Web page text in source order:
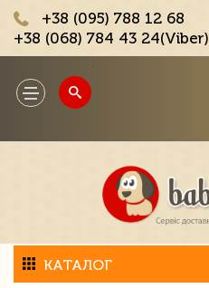
+38 (095) 788 12 68
+38 (068) 784 43 24(Viber)
Toggle
navigation
КАТАЛОГ